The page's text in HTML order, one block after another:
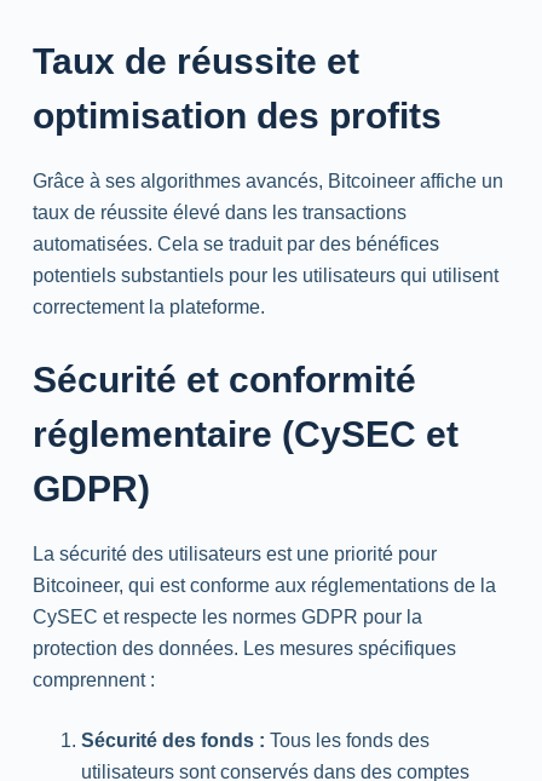
Taux de réussite et
optimisation des profits
Grâce à ses algorithmes avancés, Bitcoineer affiche un
taux de réussite élevé dans les transactions
automatisées. Cela se traduit par des bénéfices
potentiels substantiels pour les utilisateurs qui utilisent
correctement la plateforme.
Sécurité et conformité
réglementaire (CySEC et
GDPR)
La sécurité des utilisateurs est une priorité pour
Bitcoineer, qui est conforme aux réglementations de la
CySEC et respecte les normes GDPR pour la
protection des données. Les mesures spécifiques
comprennent :
Sécurité des fonds : Tous les fonds des
utilisateurs sont conservés dans des comptes